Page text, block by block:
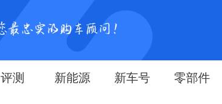
评测 新能源 新车号 零部件